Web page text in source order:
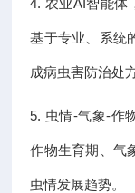
4. 农业AI智能体
基于专业、系统
成病虫害防治处
5. 虫情-气象-作
作物生育期、气
虫情发展趋势。